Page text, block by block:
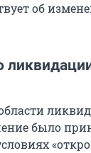
об
было